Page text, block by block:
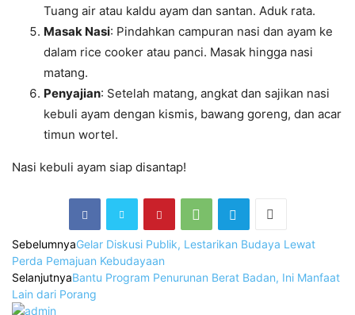
Tuang air atau kaldu ayam dan santan. Aduk rata.
Masak Nasi: Pindahkan campuran nasi dan ayam ke
dalam rice cooker atau panci. Masak hingga nasi
matang.
Penyajian: Setelah matang, angkat dan sajikan nasi
kebuli ayam dengan kismis, bawang goreng, dan acar
timun wortel.
Nasi kebuli ayam siap disantap!
SebelumnyaGelar Diskusi Publik, Lestarikan Budaya Lewat
Perda Pemajuan Kebudayaan
SelanjutnyaBantu Program Penurunan Berat Badan, Ini Manfaat
Lain dari Porang